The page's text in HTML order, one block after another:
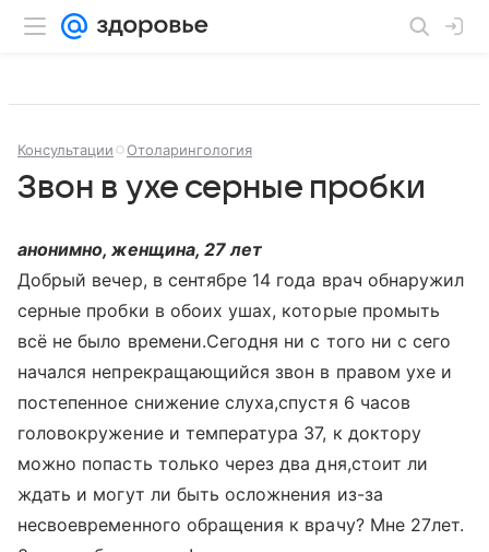
Консультации Отоларингология
Звон в ухе серные пробки
анонимно, женщина, 27 лет
Добрый вечер, в сентябре 14 года врач обнаружил
серные пробки в обоих ушах, которые промыть
всё не было времени.Сегодня ни с того ни с сего
начался непрекращающийся звон в правом ухе и
постепенное снижение слуха,спустя 6 часов
головокружение и температура 37, к доктору
можно попасть только через два дня,стоит ли
ждать и могут ли быть осложнения из-за
несвоевременного обращения к врачу? Мне 27лет.